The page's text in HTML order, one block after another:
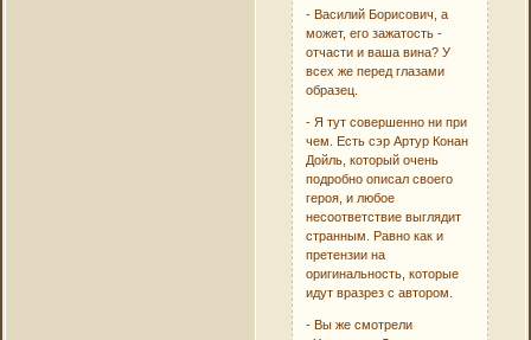
- Василий Борисович, а
может, его зажатость -
отчасти и ваша вина? У
всех же перед глазами
образец.
- Я тут совершенно ни при
чем. Есть сэр Артур Конан
Дойль, который очень
подробно описал своего
героя, и любое
несоответствие выглядит
странным. Равно как и
претензии на
оригинальность, которые
идут вразрез с автором.
- Вы же смотрели